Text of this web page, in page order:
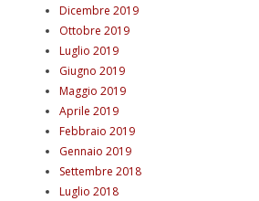
Dicembre 2019
Ottobre 2019
Luglio 2019
Giugno 2019
Maggio 2019
Aprile 2019
Febbraio 2019
Gennaio 2019
Settembre 2018
Luglio 2018